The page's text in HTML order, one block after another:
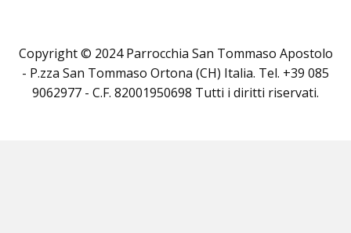
Copyright © 2024 Parrocchia San Tommaso Apostolo
- P.zza San Tommaso Ortona (CH) Italia. Tel. +39 085
9062977 - C.F. 82001950698 Tutti i diritti riservati.